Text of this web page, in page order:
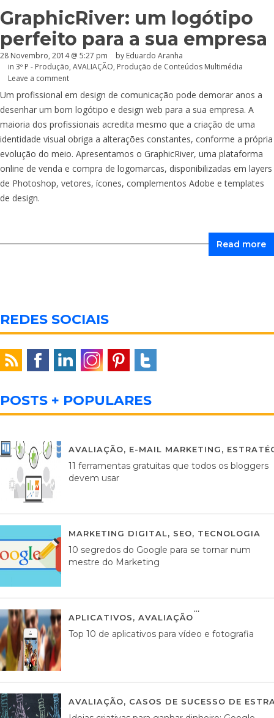
GraphicRiver: um logótipo
perfeito para a sua empresa
28 Novembro, 2014 @ 5:27 pm by Eduardo Aranha
in 3º P - Produção, AVALIAÇÃO, Produção de Conteúdos Multimédia
Leave a comment
Um profissional em design de comunicação pode demorar anos a
desenhar um bom logótipo e design web para a sua empresa. A
maioria dos profissionais acredita mesmo que a criação de uma
identidade visual obriga a alterações constantes, conforme a própria
evolução do meio. Apresentamos o GraphicRiver, uma plataforma
online de venda e compra de logomarcas, disponibilizadas em layers
de Photoshop, vetores, ícones, complementos Adobe e templates
de design.
Read more
REDES SOCIAIS
POSTS + POPULARES
AVALIAÇÃO, E-MAIL MARKETING,
11 ferramentas gratuitas que todos os bloggers
devem usar
MARKETING DIGITAL, SEO, TECNOLOGIA
10 segredos do Google para se tornar num
mestre do Marketing
APLICATIVOS, AVALIAÇÃO
Top 10 de aplicativos para vídeo e fotografia
AVALIAÇÃO, CASOS DE SUCESSO DE